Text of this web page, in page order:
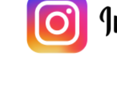
Сохранить моё имя,
браузере для